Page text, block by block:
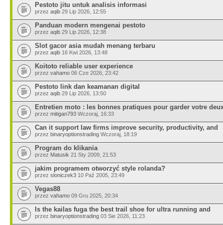
Pestoto jitu untuk analisis informasi
przez aqib 29 Lip 2026, 12:55
Panduan modern mengenai pestoto
przez aqib 29 Lip 2026, 12:38
Slot gacor asia mudah menang terbaru
przez aqib 16 Kwi 2026, 13:48
Koitoto reliable user experience
przez vahamo 06 Cze 2026, 23:42
Pestoto link dan keamanan digital
przez aqib 29 Lip 2026, 13:50
Entretien moto : les bonnes pratiques pour garder votre
przez mitigan793 Wczoraj, 16:33
Can it support law firms improve security, productivity, and
przez binaryoptionstrading Wczoraj, 18:19
Program do klikania
przez Matusik 21 Sty 2009, 21:53
jakim programem otworzyć style rolanda?
przez sloniczek3 10 Paź 2005, 23:49
Vegas88
przez vahamo 09 Gru 2025, 20:34
Is the kailas fuga the best trail shoe for ultra running and
przez binaryoptionstrading 03 Sie 2026, 11:23